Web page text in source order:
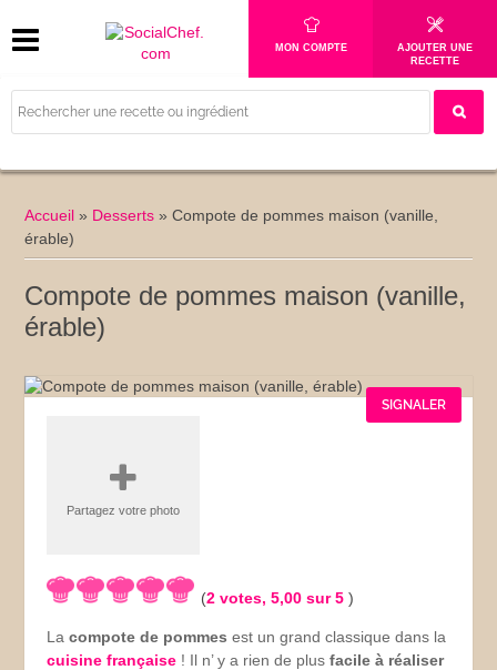
MON COMPTE
AJOUTER UNE
RECETTE
Accueil » Desserts »Compote de pommes maison (vanille,
érable)
Compote de pommes maison (vanille,
érable)
SIGNALER
Partagez votre photo
(2 votes,5,00 sur 5)
Lacompote de pommes est un grand classique dans la
cuisine française ! Il n’ y a rien de plusfacile à réaliser